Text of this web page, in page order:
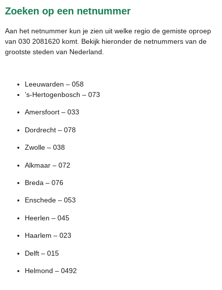
Zoeken op een netnummer
Aan het netnummer kun je zien uit welke regio de gemiste oproep
van 030 2081620 komt. Bekijk hieronder de netnummers van de
grootste steden van Nederland.
Leeuwarden – 058
’s-Hertogenbosch – 073
Amersfoort – 033
Dordrecht – 078
Zwolle – 038
Alkmaar – 072
Breda – 076
Enschede – 053
Heerlen – 045
Haarlem – 023
Delft – 015
Helmond – 0492